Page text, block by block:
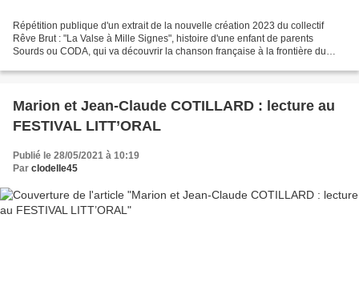
Répétition publique d'un extrait de la nouvelle création 2023 du collectif
Rêve Brut : "La Valse à Mille Signes", histoire d'une enfant de parents
Sourds ou CODA, qui va découvrir la chanson française à la frontière du
Marion et Jean-Claude COTILLARD : lecture au
FESTIVAL LITT’ORAL
Publié le 28/05/2021 à 10:19
Par clodelle45